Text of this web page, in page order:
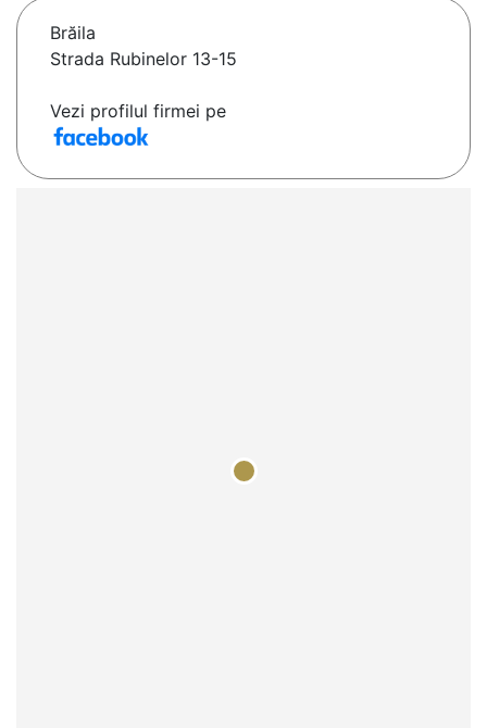
Brăila
Strada Rubinelor 13-15
Vezi profilul firmei pe